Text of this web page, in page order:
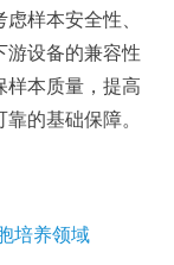
样本安全性、
游设备的兼容性
本质量，提高
的基础保障。
培养领域